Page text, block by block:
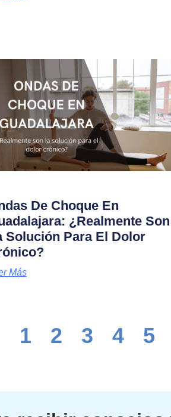
De Choque En
¿Realmente Son
Solución Para El Dolor
Más
1 2 3 4 5